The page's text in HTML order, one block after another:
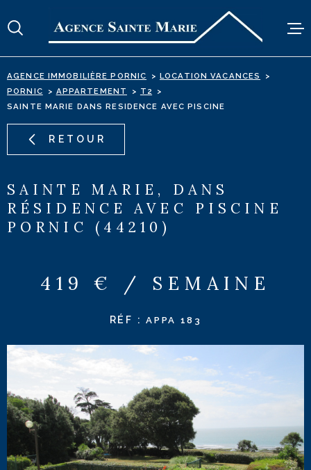
recherche
au
menu
principal
au
contenu
L'AGENCE
AGENCE IMMOBILIÈRE PORNIC
LOCATION VACANCES
PORNIC
APPARTEMENT
T2
SAINTE MARIE DANS RESIDENCE AVEC PISCINE
RETOUR
SAINTE MARIE, DANS
RÉSIDENCE AVEC PISCINE
PORNIC (44210)
419 € / SEMAINE
RÉF :APPA 183